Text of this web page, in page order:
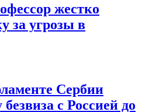
жестко
за угрозы в
Сербии
с Россией до